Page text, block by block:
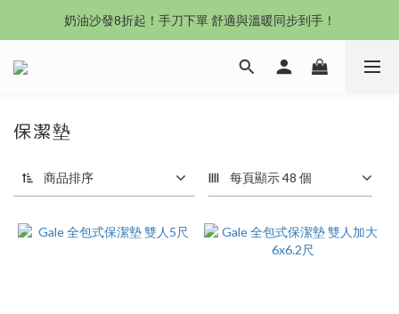
沙發新登場｜想躺就躺，頭等艙到商務艙一次擁有
奶油沙發8折起！手刀下單 舒適與溫暖同步到手！
Outlet專區：期間限定，驚喜下殺中！
保潔墊
商品排序 每頁顯示 48 個